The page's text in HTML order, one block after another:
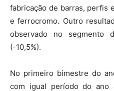
fabricação de barras, perfis
e ferrocromo. Outro
observado no segmento
(-10,5%).
No primeiro bimestre do
com igual período do ano